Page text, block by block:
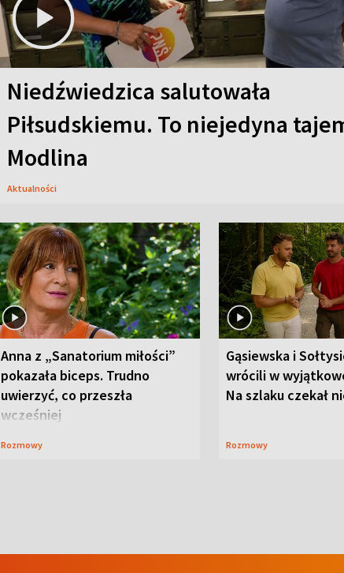
Niedźwiedzica salutowała
Piłsudskiemu. To niejedyna
Modlina
Aktualności
Anna z „Sanatorium miłości”
pokazała biceps. Trudno
uwierzyć, co przeszła
wcześniej
Rozmowy
Gąsiewska i
wrócili w
Na szlaku czekał
Rozmowy